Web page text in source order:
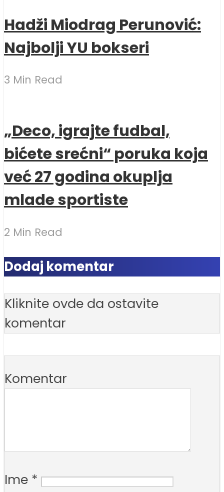
Hadži Miodrag Perunović:
Najbolji YU bokseri
3 Min Read
„Deco, igrajte fudbal,
bićete srećni“ poruka koja
već 27 godina okuplja
mlade sportiste
2 Min Read
Dodaj komentar
Kliknite ovde da ostavite
komentar
Komentar
Ime *